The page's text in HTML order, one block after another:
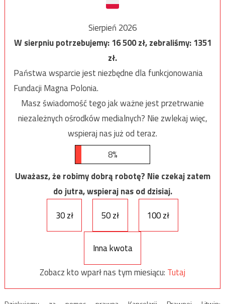
Sierpień 2026
W sierpniu potrzebujemy:16 500zł, zebraliśmy:1351
zł.
Państwa wsparcie jest niezbędne dla funkcjonowania
Fundacji Magna Polonia.
Masz świadomość tego jak ważne jest przetrwanie
niezależnych ośrodków medialnych? Nie zwlekaj więc,
wspieraj nas już od teraz.
8%
Uważasz, że robimy dobrą robotę? Nie czekaj zatem
do jutra, wspieraj nas od dzisiaj.
30 zł
50 zł 100 zł
Inna kwota
Zobacz kto wparł nas tym miesiącu: Tutaj